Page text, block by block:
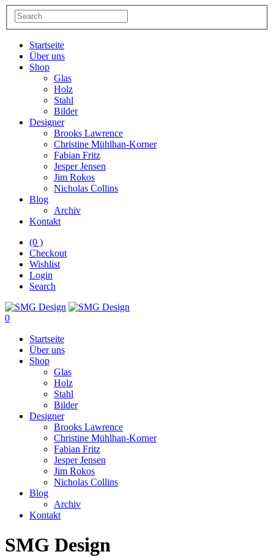
Startseite
Über uns
Shop
Glas
Holz
Stahl
Bilder
Designer
Brooks Lawrence
Christine Mühlhan-Korner
Fabian Fritz
Jesper Jensen
Jim Rokos
Nicholas Collins
Blog
Archiv
Kontakt
(0 )
Checkout
Wishlist
Login
Search
0
Startseite
Über uns
Shop
Glas
Holz
Stahl
Bilder
Designer
Brooks Lawrence
Christine Mühlhan-Korner
Fabian Fritz
Jesper Jensen
Jim Rokos
Nicholas Collins
Blog
Archiv
Kontakt
SMG Design